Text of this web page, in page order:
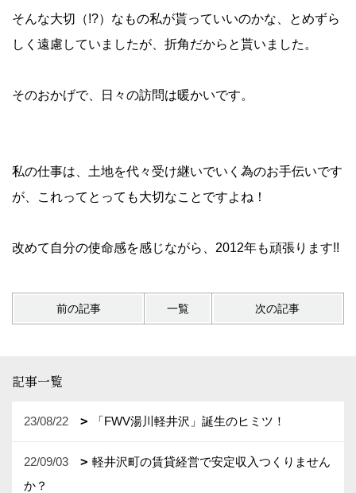
そんな大切（!?）なもの私が貰っていいのかな、とめずら
しく遠慮していましたが、折角だからと貰いました。
そのおかげで、日々の訪問は暖かいです。
私の仕事は、土地を代々受け継いでいく為のお手伝いです
が、これってとっても大切なことですよね！
改めて自分の使命感を感じながら、2012年も頑張ります!!
前の記事 一覧 次の記事
記事一覧
23/08/22 「FWV湯川軽井沢」誕生のヒミツ！
22/09/03
軽井沢町の賃貸経営で安定収入つくりません
か？